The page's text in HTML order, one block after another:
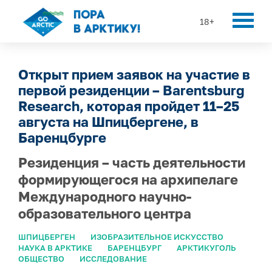
18+
Открыт прием заявок на участие в
первой резиденции – Barentsburg
Research, которая пройдет 11–25
августа на Шпицбергене, в
Баренцбурге
Резиденция – часть деятельности
формирующегося на архипелаге
Международного научно-
образовательного центра
ШПИЦБЕРГЕН
ИЗОБРАЗИТЕЛЬНОЕ ИСКУССТВО
НАУКА В АРКТИКЕ
БАРЕНЦБУРГ
АРКТИКУГОЛЬ
ОБЩЕСТВО
ИССЛЕДОВАНИЕ